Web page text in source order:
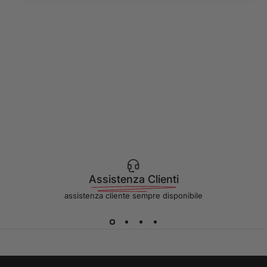
Assistenza Clienti
assistenza cliente sempre disponibile